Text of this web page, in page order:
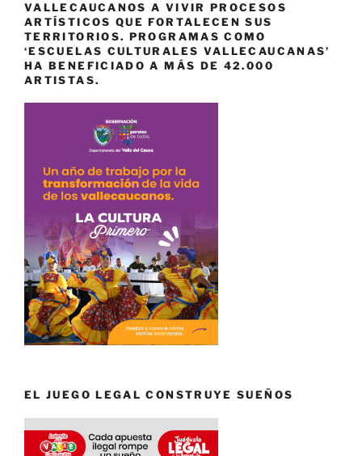
VALLECAUCANOS A VIVIR PROCESOS
ARTÍSTICOS QUE FORTALECEN SUS
TERRITORIOS. PROGRAMAS COMO
‘ESCUELAS CULTURALES VALLECAUCANAS’
HA BENEFICIADO A MÁS DE 42.000
ARTISTAS.
EL JUEGO LEGAL CONSTRUYE SUEÑOS